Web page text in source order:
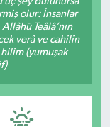
olur: İnsanlar
Teâlâ’nın
verâ ve cahilin
(yumuşak